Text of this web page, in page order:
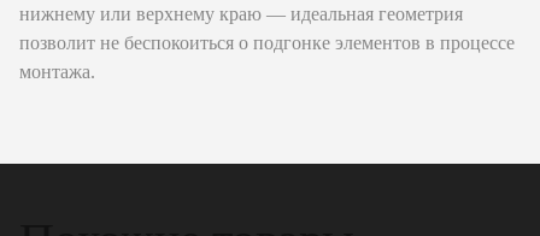
нижнему или верхнему краю — идеальная геометрия
позволит не беспокоиться о подгонке элементов в процессе
монтажа.